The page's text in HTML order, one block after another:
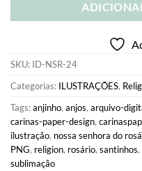
SKU: ID-NSR-24
Categorias: ILUSTRAÇÕES,
Tags:anjinho, anjos, arquivo-
carinas-paper-design,
ilustração, nossa senhora do
PNG, religion, rosário, santinhos,
sublimação